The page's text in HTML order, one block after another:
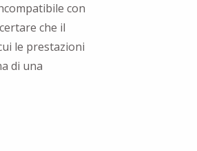
con
che il
le prestazioni
di una